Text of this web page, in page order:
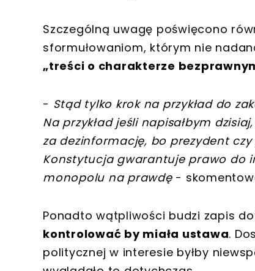
Szczególną uwagę poświęcono
sformułowaniom, którym nie
„treści o charakterze
- Stąd tylko krok na przykład do
Na przykład jeśli napisałbym
za dezinformację, bo prezydent
Konstytucja gwarantuje prawo do
monopolu na prawdę-
Ponadto wątpliwości budzi zapis
kontrolować by miała ustawa.
politycznej w interesie byłby